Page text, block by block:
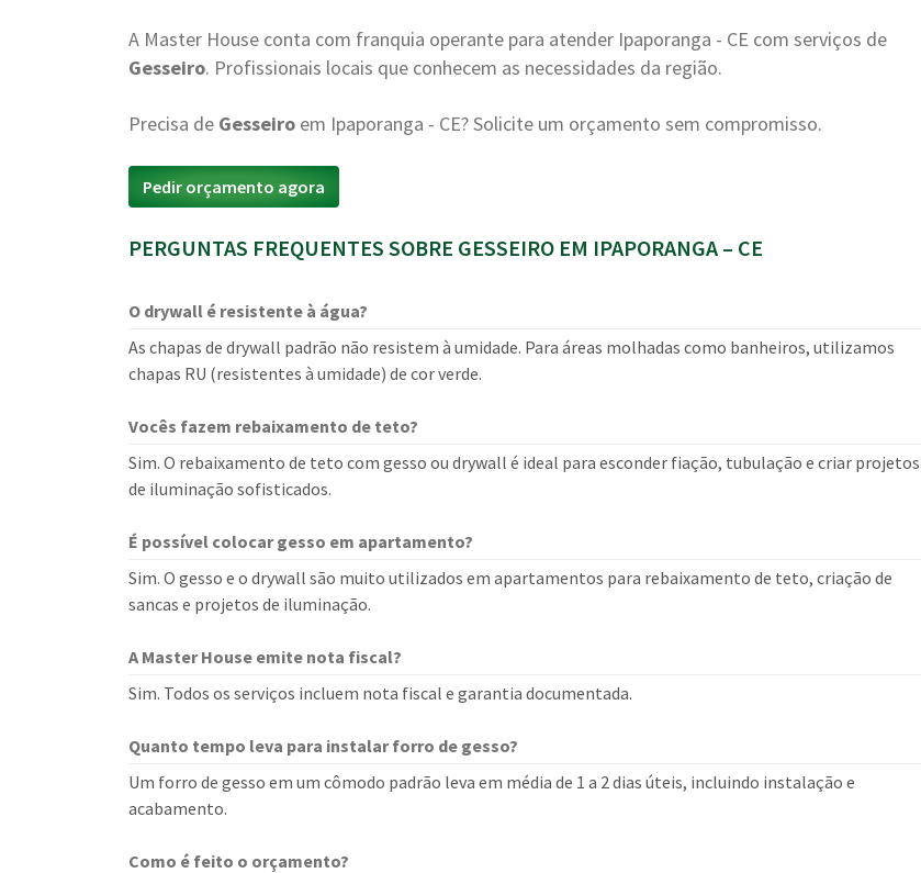
A Master House conta com franquia operante para atender Ipaporanga - CE com serviços de
Gesseiro. Profissionais locais que conhecem as necessidades da região.
Precisa de Gesseiro em Ipaporanga - CE? Solicite um orçamento sem compromisso.
Pedir orçamento agora
PERGUNTAS FREQUENTES SOBRE GESSEIRO EM IPAPORANGA – CE
O drywall é resistente à água?
As chapas de drywall padrão não resistem à umidade. Para áreas molhadas como banheiros, utilizamos
chapas RU (resistentes à umidade) de cor verde.
Vocês fazem rebaixamento de teto?
Sim. O rebaixamento de teto com gesso ou drywall é ideal para esconder fiação, tubulação e criar projetos
de iluminação sofisticados.
É possível colocar gesso em apartamento?
Sim. O gesso e o drywall são muito utilizados em apartamentos para rebaixamento de teto, criação de
sancas e projetos de iluminação.
A Master House emite nota fiscal?
Sim. Todos os serviços incluem nota fiscal e garantia documentada.
Quanto tempo leva para instalar forro de gesso?
Um forro de gesso em um cômodo padrão leva em média de 1 a 2 dias úteis, incluindo instalação e
acabamento.
Como é feito o orçamento?